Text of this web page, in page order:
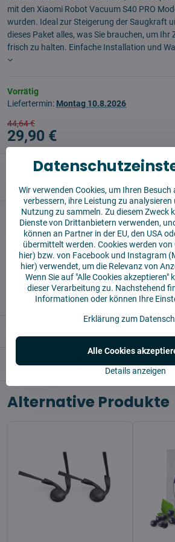
mit den Xiaomi Robot Vacuum S40 PRO
wurden. Ideal zur Steigerung der Saugkraft
dieses Paket alles, was Sie brauchen, um Ihr
frisch zu halten. Einfache Installation und
Vorrätig
Liefertermin: Montag 10.8.2026
44,64 €
29,90 €
Watchdog Sendungen
Produzent:Aftermarket
✅ Sofort versandfertig
✅ KOSTENLOSE Lieferung ab 55 EUR
✅14 Tage für die Rücksendung der Ware
Bewertungen 0
Alternative Produkte
Wir verwenden Cookies, um Ihren Besuch
verbessern, ihre Leistung zu analysieren
Nutzung zu sammeln. Zu diesem Zweck
Dienste von Drittanbietern verwenden,
können an Partner in der EU, den USA
übermittelt werden. Cookies werden von
hier) bzw. von Facebook und Instagram
hier) verwendet, um die Relevanz von
Wenn Sie auf "Alle Cookies akzeptieren"
dieser Verarbeitung zu. Nachstehend
Informationen oder können Ihre
Erklärung zum
Details anzeigen
Alle Cookies